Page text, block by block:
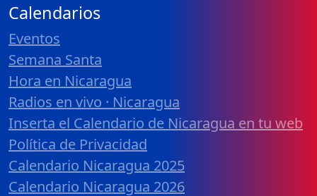
Calendarios
Eventos
Semana Santa
Hora en Nicaragua
Radios en vivo · Nicaragua
Inserta el Calendario de Nicaragua en tu web
Política de Privacidad
Calendario Nicaragua 2025
Calendario Nicaragua 2026